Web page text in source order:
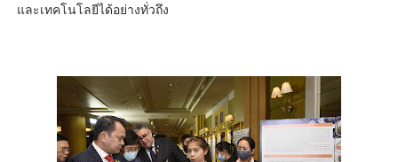
และเทคโนโลยีได้อย่างทั่วถึง